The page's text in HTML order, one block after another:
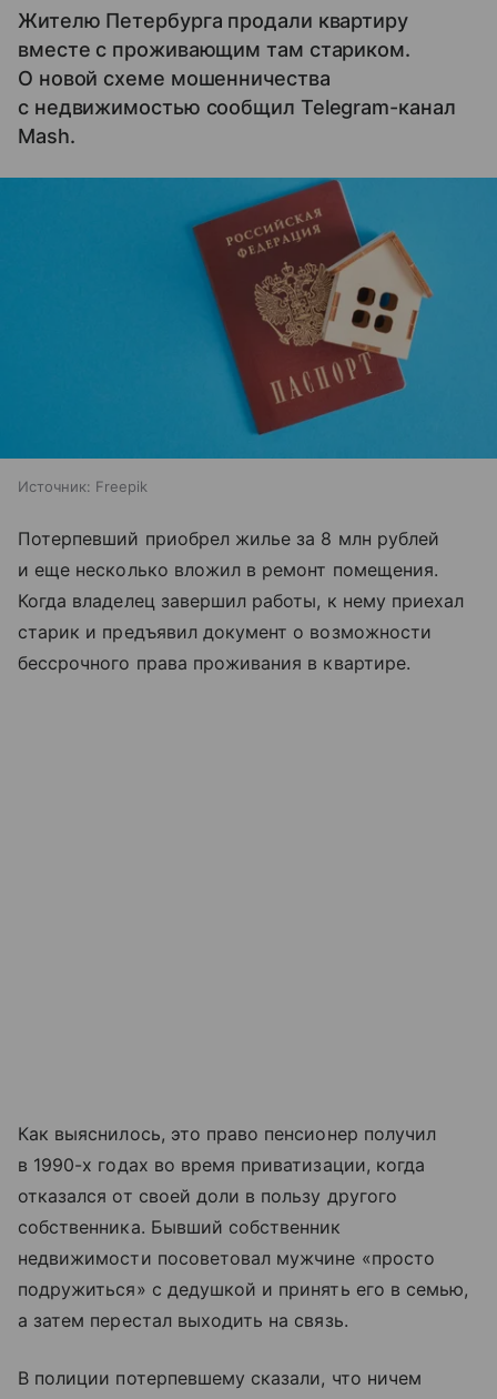
Жителю Петербурга продали квартиру
вместе с проживающим там стариком.
О новой схеме мошенничества
с недвижимостью сообщил Telegram-канал
Mash.
Источник: Freepik
Потерпевший приобрел жилье за 8 млн рублей
и еще несколько вложил в ремонт помещения.
Когда владелец завершил работы, к нему приехал
старик и предъявил документ о возможности
бессрочного права проживания в квартире.
Как выяснилось, это право пенсионер получил
в 1990-х годах во время приватизации, когда
отказался от своей доли в пользу другого
собственника. Бывший собственник
недвижимости посоветовал мужчине «просто
подружиться» с дедушкой и принять его в семью,
а затем перестал выходить на связь.
В полиции потерпевшему сказали, что ничем